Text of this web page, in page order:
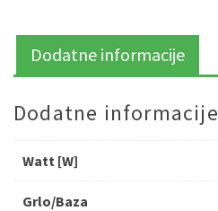
Dodatne informacije
Dodatne informacije
Watt [W]
Grlo/Baza